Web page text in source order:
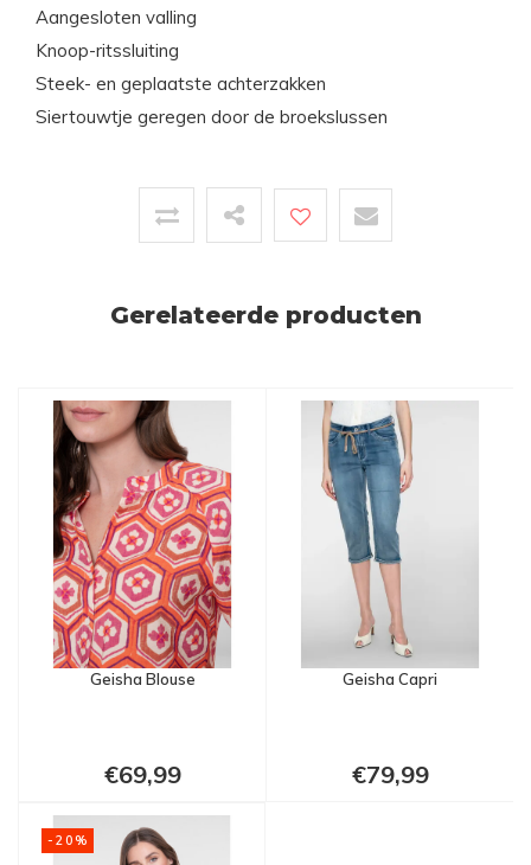
Aangesloten valling
Knoop-ritssluiting
Steek- en geplaatste achterzakken
Siertouwtje geregen door de broekslussen
Gerelateerde producten
Geisha Blouse
€69,99
Geisha Capri
€79,99
-20%